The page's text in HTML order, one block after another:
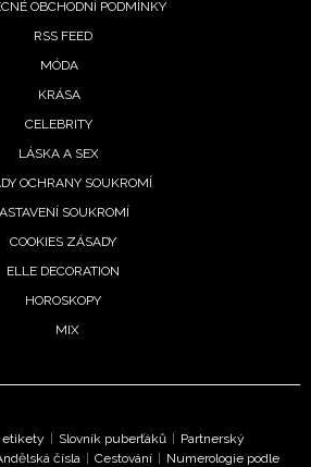
OBCHODNÍ PODMÍNKY
RSS FEED
MÓDA
KRÁSA
CELEBRITY
LÁSKA A SEX
OCHRANY SOUKROMÍ
SOUKROMÍ
COOKIES ZÁSADY
ELLE DECORATION
HOROSKOPY
MIX
etikety | Slovník puberťáků | Partnerský
čísla | Cestování | Numerologie podle